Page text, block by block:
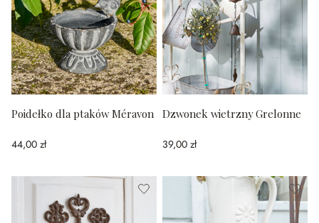
Poidełko dla ptaków Méravon
44,00 zł
Dzwonek wietrzny Grelonne
39,00 zł